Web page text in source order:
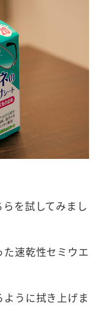
を試してみまし
速乾性セミウエ
うに拭き上げま